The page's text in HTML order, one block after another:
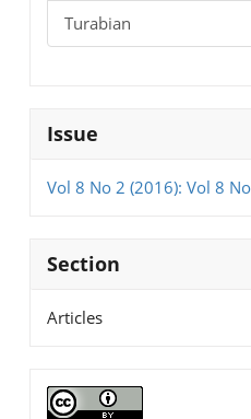
Turabian
Issue
Vol 8 No 2 (2016): Vol 8
Section
Articles